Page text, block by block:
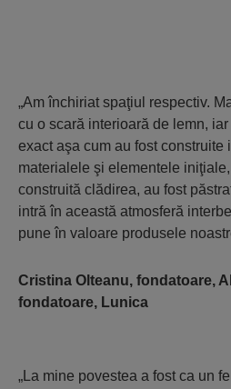
„Am închiriat spaţiul respectiv.
cu o scară interioară de lemn,
exact aşa cum au fost construite
materialele şi elementele
construită clădirea, au fost
intră în această atmosferă
pune în valoare produsele
Cristina Olteanu, fondatoare,
fondatoare, Lunica
„La mine povestea a fost ca un